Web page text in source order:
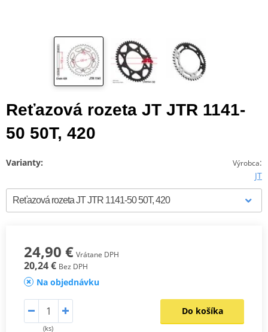
Reťazová rozeta JT JTR 1141-
50 50T, 420
Výrobca:
JT
Varianty:
24,90 € Vrátane DPH
20,24 € Bez DPH
Na objednávku
(ks)
Do košíka